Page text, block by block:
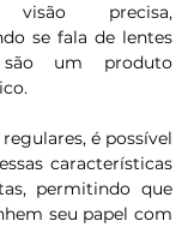
precisa,
se fala de lentes
um produto
é possível
características
permitindo que
seu papel com